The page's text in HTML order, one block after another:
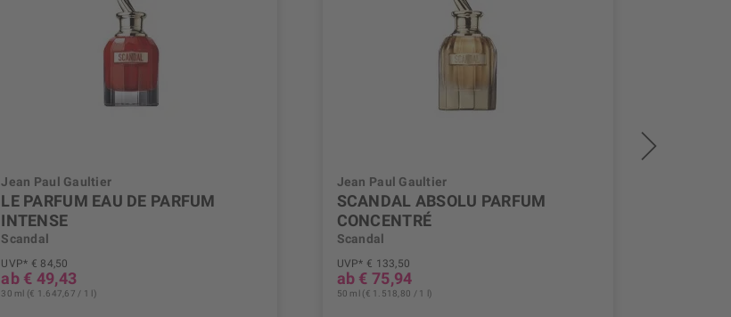
Jean Paul Gaultier
LE PARFUM EAU DE PARFUM
INTENSE
Scandal
UVP* € 84,50
ab € 49,43
30 ml (€ 1.647,67 / 1 l)
Jean Paul Gaultier
SCANDAL ABSOLU PARFUM
CONCENTRÉ
Scandal
UVP* € 133,50
ab € 75,94
50 ml (€ 1.518,80 / 1 l)